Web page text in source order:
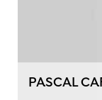
PASCAL